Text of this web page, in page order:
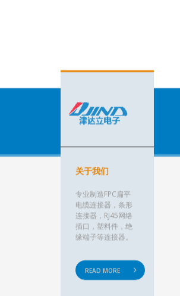
关于我们
专业制造FPC扁平
电缆连接器，条形
连接器，RJ45网络
插口，塑料件，绝
缘端子等连接器。
READ MORE